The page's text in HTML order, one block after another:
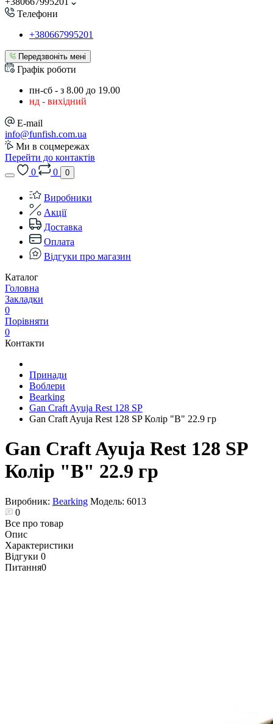
Телефони
+380667995201
Передзвоніть мені
Графік роботи
пн-сб - з 8.00 до 19.00
нд - вихідний
E-mail
info@funfish.com.ua
Ми в соцмережах
Перейти до контактів
0
0 0
Виробники
Акції
Доставка
Оплата
Відгуки про магазин
Каталог
Головна
Закладки
0
Порівняти
0
Контакти
Принади
Воблери
Bearking
Gan Craft Ayuja Rest 128 SP
Gan Craft Ayuja Rest 128 SP Колір "B" 22.9 гр
Gan Craft Ayuja Rest 128 SP
Колір "B" 22.9 гр
Виробник: Bearking Модель: 6013
0
Все про товар
Опис
Характеристики
Відгуки 0
Питання0